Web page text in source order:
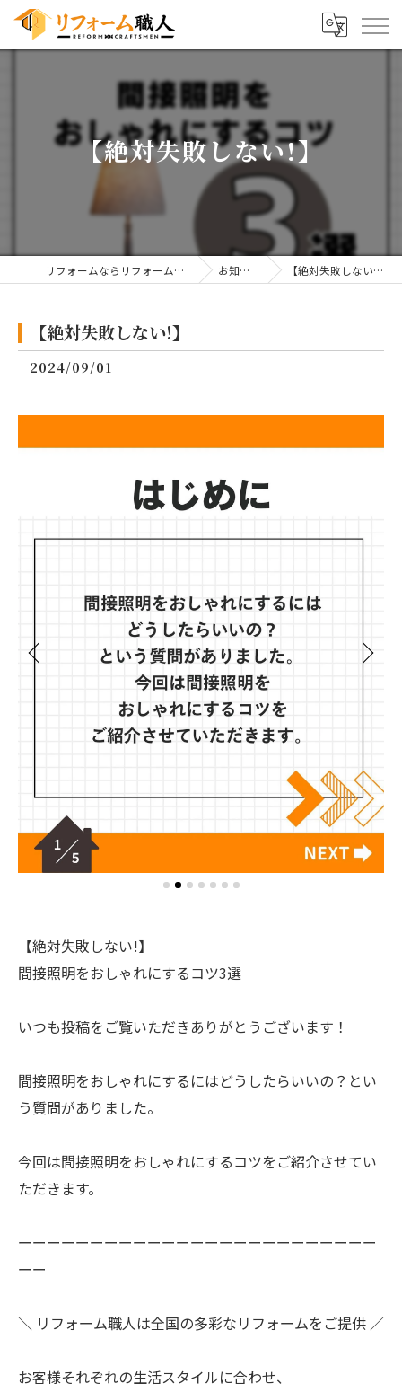
【絶対失敗しない!】
リフォームならリフォーム職人 お知らせ 【絶対失敗しない!】
【絶対失敗しない!】
2024/09/01
【絶対失敗しない!】
間接照明をおしゃれにするコツ3選
いつも投稿をご覧いただきありがとうございます！
間接照明をおしゃれにするにはどうしたらいいの？とい
う質問がありました。
今回は間接照明をおしゃれにするコツをご紹介させてい
ただきます。
ーーーーーーーーーーーーーーーーーーーーーーーーー
ーー
＼ リフォーム職人は全国の多彩なリフォームをご提供 ／
お客様それぞれの生活スタイルに合わせ、